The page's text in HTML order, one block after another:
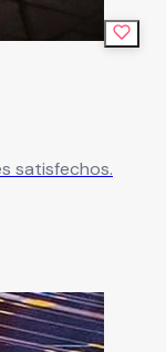
satisfechos.